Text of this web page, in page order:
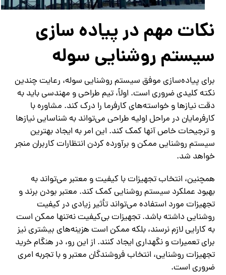
نکات مهم در پیاده‌ سازی
سیستم روشنایی سوله
برای پیاده‌سازی موفق سیستم روشنایی سوله، رعایت چندین
نکته کلیدی ضروری است. اولاً، تیم طراحی و مهندسی باید به
دقت نیازها و خواسته‌های کارفرما را درک کند. مشاوره با
کارفرمایان در مراحل اولیه طراحی می‌تواند به شناسایی نیازها
و ترجیحات خاص آنها کمک کند. این امر به ایجاد بهترین
سیستم روشنایی ممکن و برآورده کردن انتظارات کاربران منجر
خواهد شد.
همچنین، انتخاب تجهیزات با کیفیت و معتبر می‌تواند به
بهبود عملکرد سیستم روشنایی کمک کند. معتبر بودن برند و
تجهیزات مورد استفاده می‌تواند تأثیر زیادی در کیفیت
روشنایی داشته باشد. تجهیزات بی‌کیفیت نه‌تنها ممکن است
به کارایی لازم نرسند، بلکه ممکن است هزینه‌های بیشتری نیز
برای تعمیرات و نگهداری ایجاد کنند. از این رو، در هنگام خرید
تجهیزات روشنایی، انتخاب فروشندگان معتبر و با تجربه امری
ضروری است.